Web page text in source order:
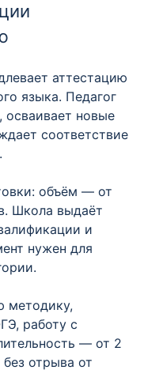
аттестацию
языка. Педагог
осваивает новые
соответствие
объём — от
Школа выдаёт
и
нужен для
методику,
работу с
— от 2
отрыва от